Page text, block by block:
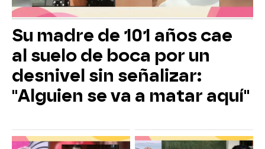
Su madre de 101 años cae
al suelo de boca por un
desnivel sin señalizar:
"Alguien se va a matar aquí"